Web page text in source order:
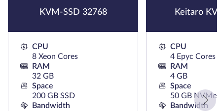
KVM-SSD 32768
CPU
8 Xeon Cores
RAM
32 GB
Space
200 GB SSD
Bandwidth
Keitaro
CPU
4 Epyc Cores
RAM
4 GB
Space
50 GB NVMe
Bandwidth